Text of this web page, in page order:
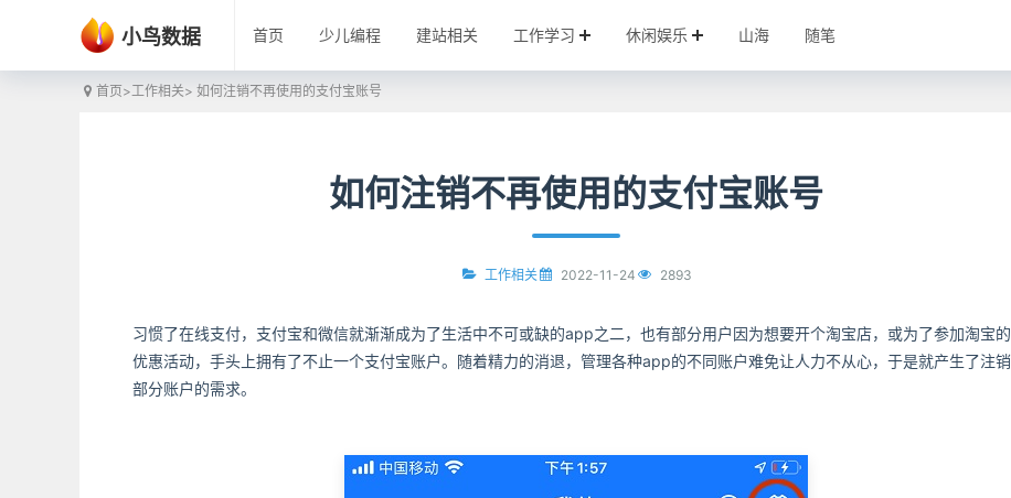
小鸟数据 首页 少儿编程 建站相关 工作学习 休闲娱乐 山海 随笔
首页>工作相关> 如何注销不再使用的支付宝账号
如何注销不再使用的支付宝账号
工作相关 2022-11-24 2893
习惯了在线支付，支付宝和微信就渐渐成为了生活中不可或缺的app之二，也有部分用户因为想要开个淘宝店，或为了参加淘宝的
优惠活动，手头上拥有了不止一个支付宝账户。随着精力的消退，管理各种app的不同账户难免让人力不从心，于是就产生了注销
部分账户的需求。